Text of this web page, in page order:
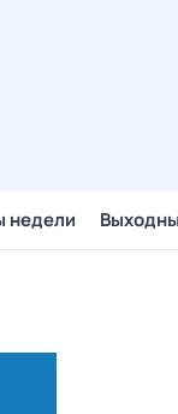
недели